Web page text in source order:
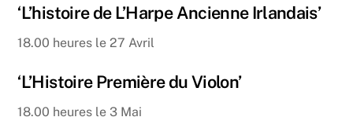
‘L’histoire de L’Harpe Ancienne Irlandais’
18.00 heures le 27 Avril
‘L’Histoire Première du Violon’
18.00 heures le 3 Mai